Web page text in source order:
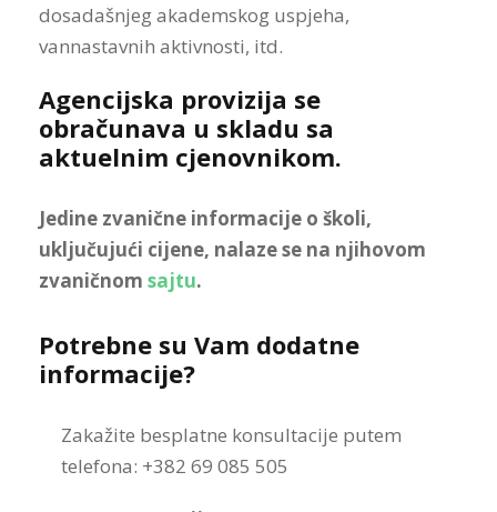
dosadašnjeg akademskog uspjeha,
vannastavnih aktivnosti, itd.
Agencijska provizija se
obračunava u skladu sa
aktuelnim cjenovnikom.
Jedine zvanične informacije o školi,
uključujući cijene, nalaze se na njihovom
zvaničnom sajtu.
Potrebne su Vam dodatne
informacije?
Zakažite besplatne konsultacije putem
telefona: +382 69 085 505